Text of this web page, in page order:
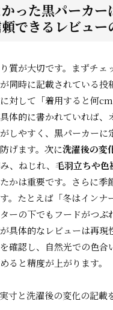
った黒パーカー
できるレビュー
質が大切です。まずチェ
が同時に記載されている投
対して「着用すると何
体的に書かれていれば、
しやすく、黒パーカーに
げます。次に洗濯後の変
、ねじれ、 毛羽立ちや色
かは重要です。さらに季
。たとえば「冬はインナ
ーの下でもフードがつぶ
が具体的なレビューは再現
確認し、自然光での色合
ると精度が上がります。
寸と洗濯後の変化の記載